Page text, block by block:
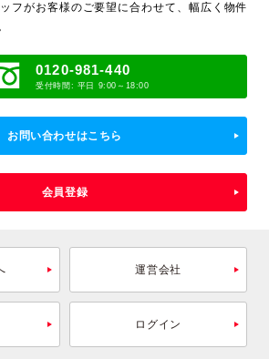
フがお客様のご要望に合わせて、 幅広く物件
0120-981-440
受付時間: 平日 9:00～18:00
お問い合わせはこちら
会員登録
運営会社
ログイン